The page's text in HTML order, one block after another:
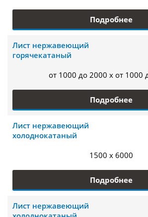
Подробнее
Лист нержавеющий
горячекатаный
от 1000 до 2000 x от 1000
Подробнее
Лист нержавеющий
холоднокатаный
1500 x 6000
Подробнее
Лист нержавеющий